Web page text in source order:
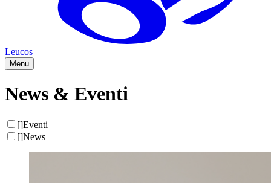
Leucos
Menu
News & Eventi
[]Eventi
[]News